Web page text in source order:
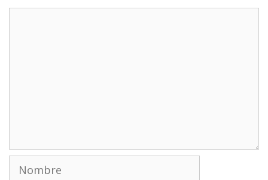
Nombre